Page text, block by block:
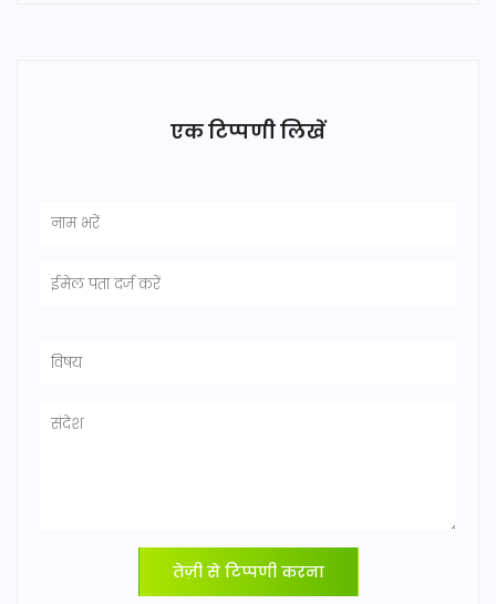
एक टिप्पणी लिखें
तेज़ी से टिप्पणी करना